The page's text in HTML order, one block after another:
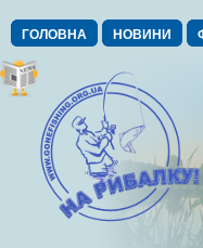
ГОЛОВНА НОВИНИ